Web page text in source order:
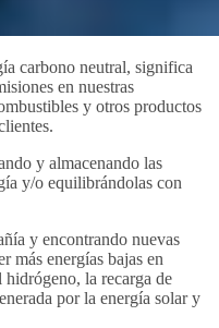
carbono neutral, significa
en nuestras
y otros productos
y almacenando las
y/o equilibrándolas con
y encontrando nuevas
más energías bajas en
la recarga de
por la energía solar y